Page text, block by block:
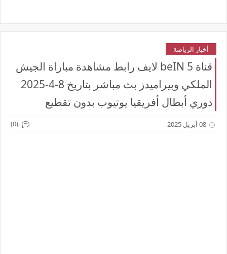
أخبار الرياضة
قناة beIN 5 لايف رابط مشاهدة مباراة الجيش
الملكي وبيراميدز بث مباشر بتاريخ 8-4-2025
دوري أبطال أفريقيا يوتيوب بدون تقطيع
08 أبريل 2025 (0)